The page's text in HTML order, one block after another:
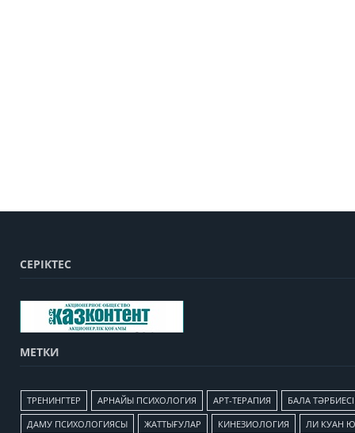
СЕРІКТЕС
МЕТКИ
TРЕНИНГТЕР АРНАЙЫ ПСИХОЛОГИЯ АРТ-ТЕРАПИЯ БАЛА ТӘРБИЕСІ
ДАМУ ПСИХОЛОГИЯСЫ ЖАТТЫҒУЛАР КИНЕЗИОЛОГИЯ ЛИ КУАН